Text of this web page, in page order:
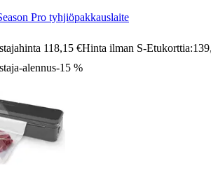
Pro tyhjiöpakkauslaite
118,15 €Hinta ilman S-Etukorttia:
alennus-15 %